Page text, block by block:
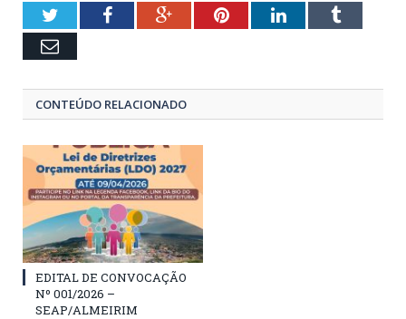
TwitterFacebookGoogle+PinterestLinkedInTumblr
Email
CONTEÚDO RELACIONADO
EDITAL DE CONVOCAÇÃO
Nº 001/2026 –
SEAP/ALMEIRIM